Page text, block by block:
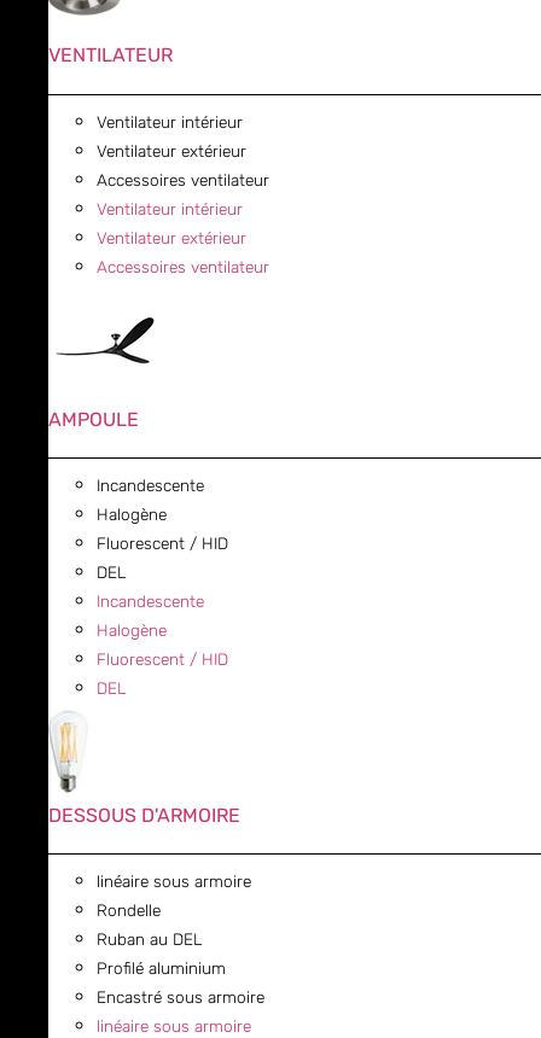
VENTILATEUR
Ventilateur intérieur
Ventilateur extérieur
Accessoires ventilateur
Ventilateur intérieur
Ventilateur extérieur
Accessoires ventilateur
AMPOULE
Incandescente
Halogène
Fluorescent / HID
DEL
Incandescente
Halogène
Fluorescent / HID
DEL
DESSOUS D'ARMOIRE
linéaire sous armoire
Rondelle
Ruban au DEL
Profilé aluminium
Encastré sous armoire
linéaire sous armoire